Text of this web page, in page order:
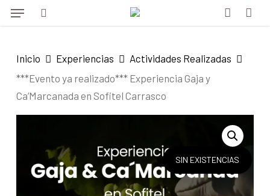
Skip
content
Menu
Inicio Experiencias
Actividades Realizadas
***Evento ya realizado*** Experiencia Gaja y
Ca’Marcanada en Sofitel Carrasco
SIN EXISTENCIAS